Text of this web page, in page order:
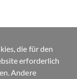
die für den
erforderlich
Andere